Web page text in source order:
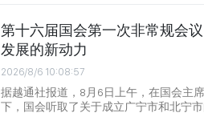
第十六届国会第一次非常规会
发展的新动力
2026/8/6 10:08:57
据越通社报道，8月6日上午，在国会主
下，国会听取了关于成立广宁市和北宁